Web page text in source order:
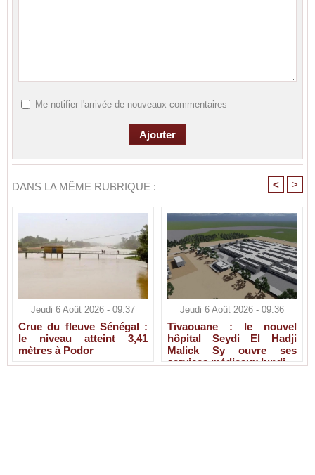
Me notifier l'arrivée de nouveaux commentaires
DANS LA MÊME RUBRIQUE : < >
Jeudi 6 Août 2026 - 09:37
Crue du fleuve Sénégal :
le niveau atteint 3,41
mètres à Podor
Jeudi 6 Août 2026 - 09:36
Tivaouane : le nouvel
hôpital Seydi El Hadji
Malick Sy ouvre ses
services médicaux lundi